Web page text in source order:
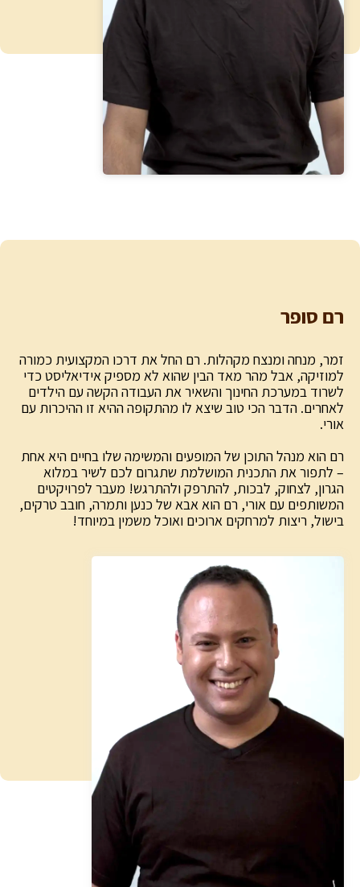
רם סופר
זמר, מנחה ומנצח מקהלות. רם החל את דרכו המקצועית כמורה
למוזיקה, אבל מהר מאד הבין שהוא לא מספיק אידיאליסט כדי
לשרוד במערכת החינוך והשאיר את העבודה הקשה עם הילדים
לאחרים. הדבר הכי טוב שיצא לו מהתקופה ההיא זו ההיכרות עם
אורי.
רם הוא מנהל התוכן של המופעים והמשימה שלו בחיים היא אחת
– לתפור את התכנית המושלמת שתגרום לכם לשיר במלוא
הגרון, לצחוק, לבכות, להתרפק ולהתרגש! מעבר לפרויקטים
המשותפים עם אורי, רם הוא אבא של כנען ותמרה, חובב טרקים,
בישול, ריצות למרחקים ארוכים ואוכל משמין במיוחד!